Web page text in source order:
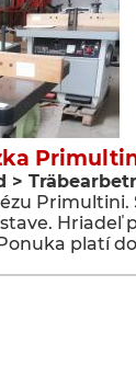
>
Primultini.
Hriadeľ
platí